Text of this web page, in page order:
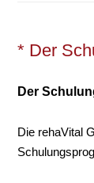
* Der
Der
Die rehaVital